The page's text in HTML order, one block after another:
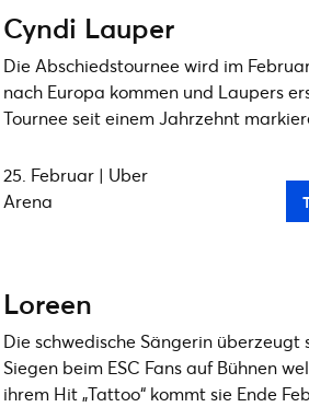
Cyndi Lauper
Die Abschiedstournee wird im
nach Europa kommen und Laupers
Tournee seit einem Jahrzehnt
25. Februar | Uber
Arena
Loreen
Die schwedische Sängerin überzeugt
Siegen beim ESC Fans auf Bühnen
ihrem Hit „Tattoo“ kommt sie Ende